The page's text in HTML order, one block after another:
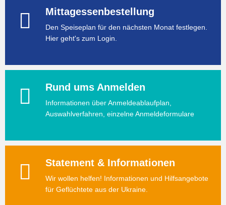
Mittagessenbestellung
Den Speiseplan für den nächsten Monat festlegen.
Hier geht's zum Login.
Rund ums Anmelden
Informationen über Anmeldeablaufplan,
Auswahlverfahren, einzelne Anmeldeformulare
Statement & Informationen
Wir wollen helfen! Informationen und Hilfsangebote
für Geflüchtete aus der Ukraine.